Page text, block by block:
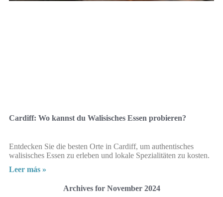
Cardiff: Wo kannst du Walisisches Essen probieren?
Entdecken Sie die besten Orte in Cardiff, um authentisches
walisisches Essen zu erleben und lokale Spezialitäten zu kosten.
Leer más »
Archives for November 2024